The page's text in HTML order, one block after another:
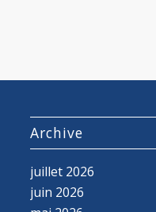
Archive
juillet 2026
juin 2026